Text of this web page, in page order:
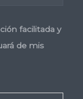
facilitada y
de mis